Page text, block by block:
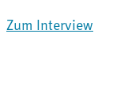
Zum Interview